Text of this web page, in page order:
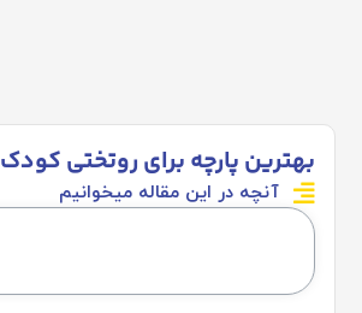
بهترین پارچه برای روتختی کودک
آنچه در این مقاله میخوانیم